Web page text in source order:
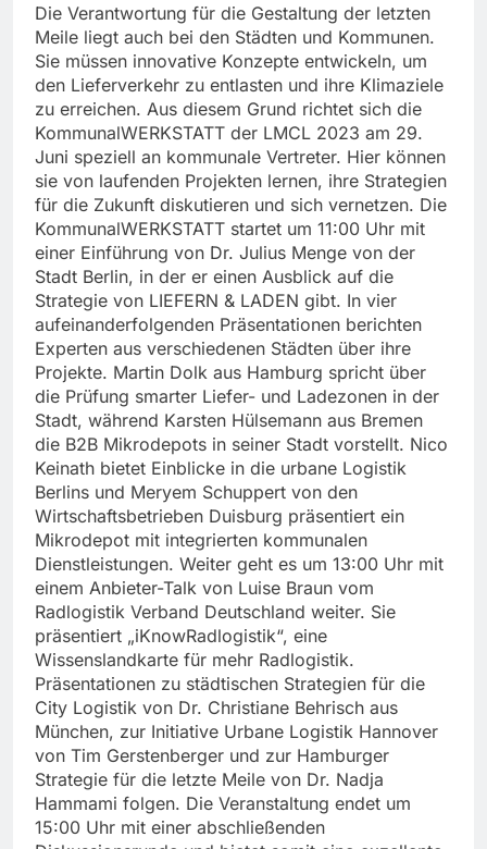
Die Verantwortung für die Gestaltung der letzten
Meile liegt auch bei den Städten und Kommunen.
Sie müssen innovative Konzepte entwickeln, um
den Lieferverkehr zu entlasten und ihre Klimaziele
zu erreichen. Aus diesem Grund richtet sich die
KommunalWERKSTATT der LMCL 2023 am 29.
Juni speziell an kommunale Vertreter. Hier können
sie von laufenden Projekten lernen, ihre Strategien
für die Zukunft diskutieren und sich vernetzen. Die
KommunalWERKSTATT startet um 11:00 Uhr mit
einer Einführung von Dr. Julius Menge von der
Stadt Berlin, in der er einen Ausblick auf die
Strategie von LIEFERN & LADEN gibt. In vier
aufeinanderfolgenden Präsentationen berichten
Experten aus verschiedenen Städten über ihre
Projekte. Martin Dolk aus Hamburg spricht über
die Prüfung smarter Liefer- und Ladezonen in der
Stadt, während Karsten Hülsemann aus Bremen
die B2B Mikrodepots in seiner Stadt vorstellt. Nico
Keinath bietet Einblicke in die urbane Logistik
Berlins und Meryem Schuppert von den
Wirtschaftsbetrieben Duisburg präsentiert ein
Mikrodepot mit integrierten kommunalen
Dienstleistungen. Weiter geht es um 13:00 Uhr mit
einem Anbieter-Talk von Luise Braun vom
Radlogistik Verband Deutschland weiter. Sie
präsentiert „iKnowRadlogistik“, eine
Wissenslandkarte für mehr Radlogistik.
Präsentationen zu städtischen Strategien für die
City Logistik von Dr. Christiane Behrisch aus
München, zur Initiative Urbane Logistik Hannover
von Tim Gerstenberger und zur Hamburger
Strategie für die letzte Meile von Dr. Nadja
Hammami folgen. Die Veranstaltung endet um
15:00 Uhr mit einer abschließenden